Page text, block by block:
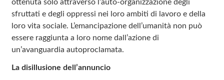
ottenuta solo attraverso l’auto-organizzazione degli
sfruttati e degli oppressi nei loro ambiti di lavoro e della
loro vita sociale. L’emancipazione dell’umanità non può
essere raggiunta a loro nome dall’azione di
un’avanguardia autoproclamata.
La disillusione dell’annuncio